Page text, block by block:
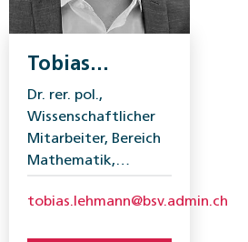
Tobias
Lehmann
Dr. rer. pol.,
Wissenschaftlicher
Mitarbeiter, Bereich
Mathematik,
Sozialversicherungen
tobias.lehmann@bsv.admin.ch